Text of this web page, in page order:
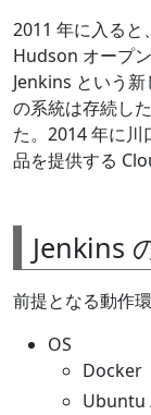
2011 年に入る
Hudson オープ
Jenkins という
の系統は存続し
た。2014 年に川
品を提供する
Jenkins
前提となる動作
OS
Docker
Ubuntu